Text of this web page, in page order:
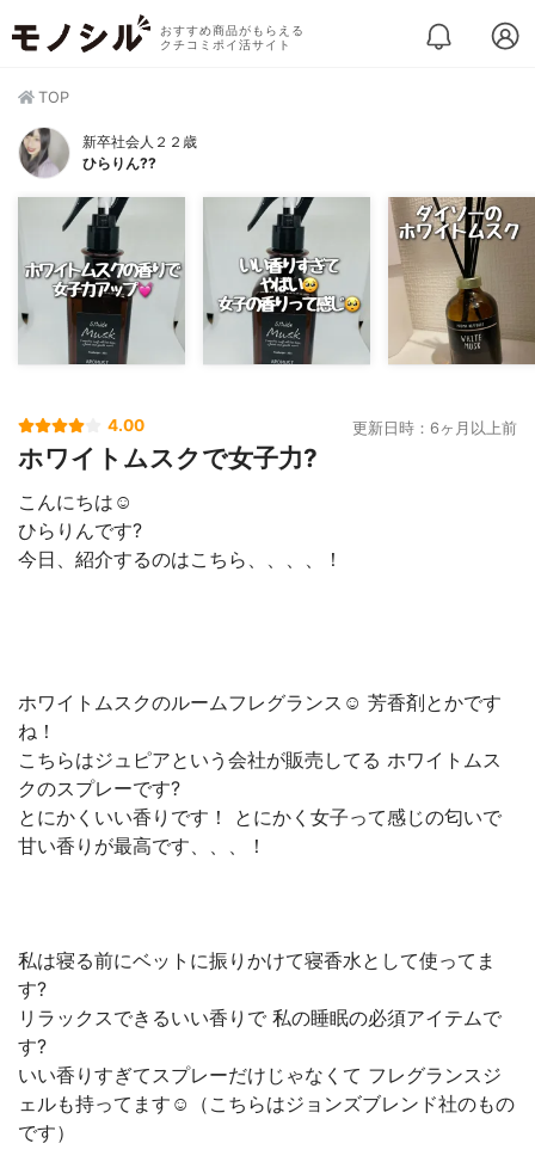
おすすめ商品がもらえる
クチコミポイ活サイト
TOP
新卒社会人２２歳
ひらりん??
4.00 更新日時：6ヶ月以上前
ホワイトムスクで女子力?
こんにちは☺️
ひらりんです?
今日、紹介するのはこちら、、、、！
ホワイトムスクのルームフレグランス☺️ 芳香剤とかです
ね！
こちらはジュピアという会社が販売してる ホワイトムス
クのスプレーです?
とにかくいい香りです！ とにかく女子って感じの匂いで
甘い香りが最高です、、、！
私は寝る前にベットに振りかけて寝香水として使ってま
す?
リラックスできるいい香りで 私の睡眠の必須アイテムで
す?
いい香りすぎてスプレーだけじゃなくて フレグランスジ
ェルも持ってます☺️（こちらはジョンズブレンド社のもの
です）